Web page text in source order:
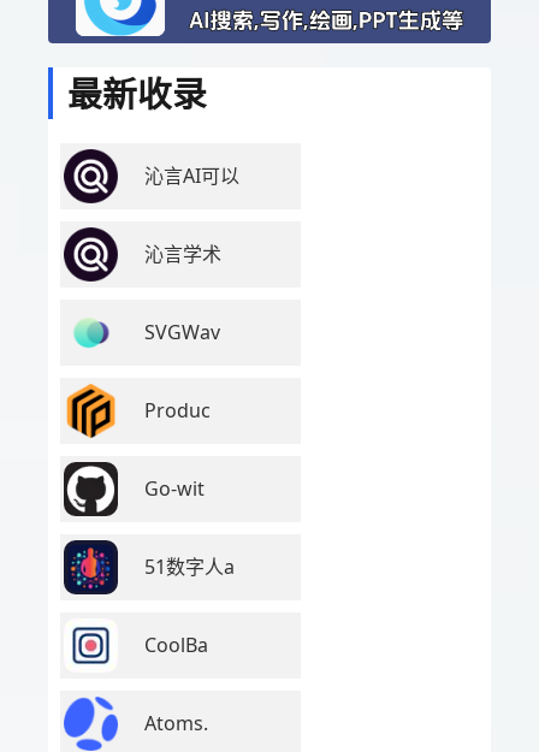
最新收录
沁言AI可以
沁言学术
SVGWav
Produc
Go-wit
51数字人a
CoolBa
Atoms.